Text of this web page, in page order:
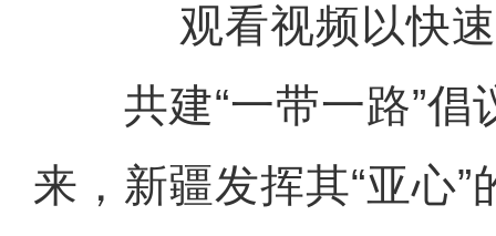
观看视频以快速
共建“一带一路”倡
来，新疆发挥其“亚心